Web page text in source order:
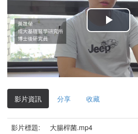
播
放
影
影片資訊 分享 收藏
影片標題:
大腸桿菌.mp4